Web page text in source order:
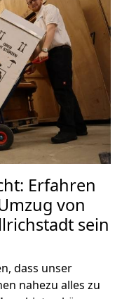
Erfahren
von
sein
dass unser
nahezu alles zu